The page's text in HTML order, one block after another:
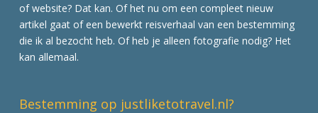
of website? Dat kan. Of het nu om een compleet nieuw
artikel gaat of een bewerkt reisverhaal van een bestemming
die ik al bezocht heb. Of heb je alleen fotografie nodig? Het
kan allemaal.
Bestemming op justliketotravel.nl?